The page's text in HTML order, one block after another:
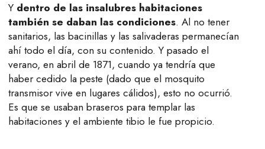
Y dentro de las insalubres habitaciones
también se daban las condiciones. Al no tener
sanitarios, las bacinillas y las salivaderas permanecían
ahí todo el día, con su contenido. Y pasado el
verano, en abril de 1871, cuando ya tendría que
haber cedido la peste (dado que el mosquito
transmisor vive en lugares cálidos), esto no ocurrió.
Es que se usaban braseros para templar las
habitaciones y el ambiente tibio le fue propicio.